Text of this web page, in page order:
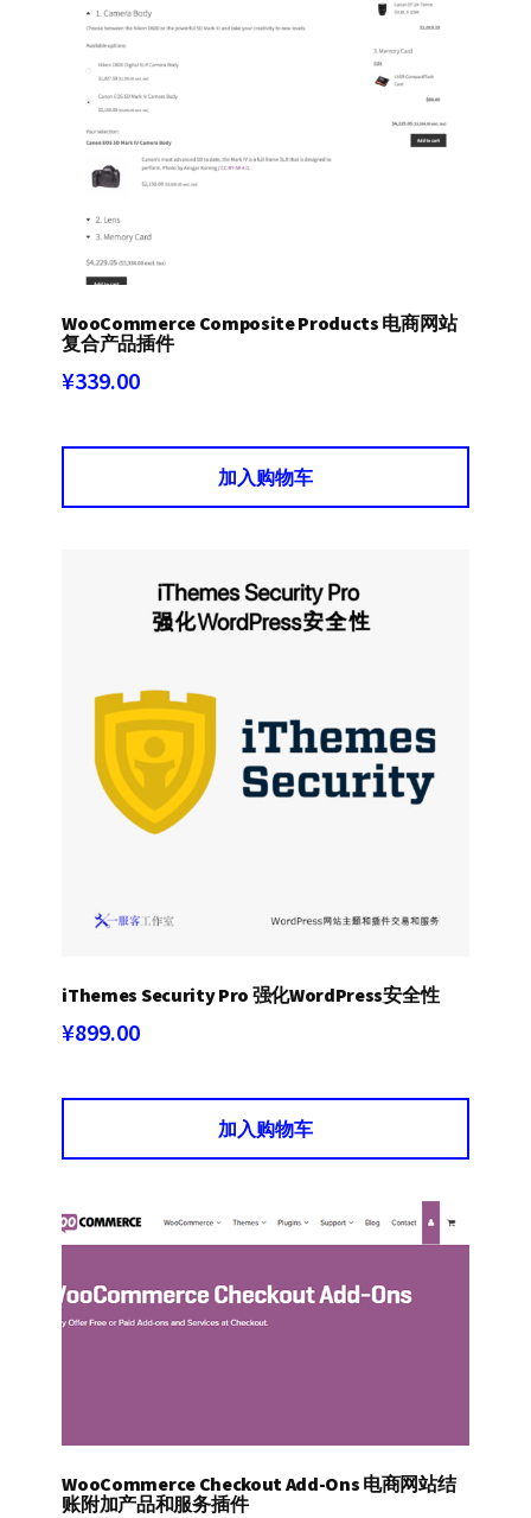
WooCommerce Composite Products 电商网站
复合产品插件
¥339.00
加入购物车
iThemes Security Pro 强化WordPress安全性
¥899.00
加入购物车
WooCommerce Checkout Add-Ons 电商网站结
账附加产品和服务插件